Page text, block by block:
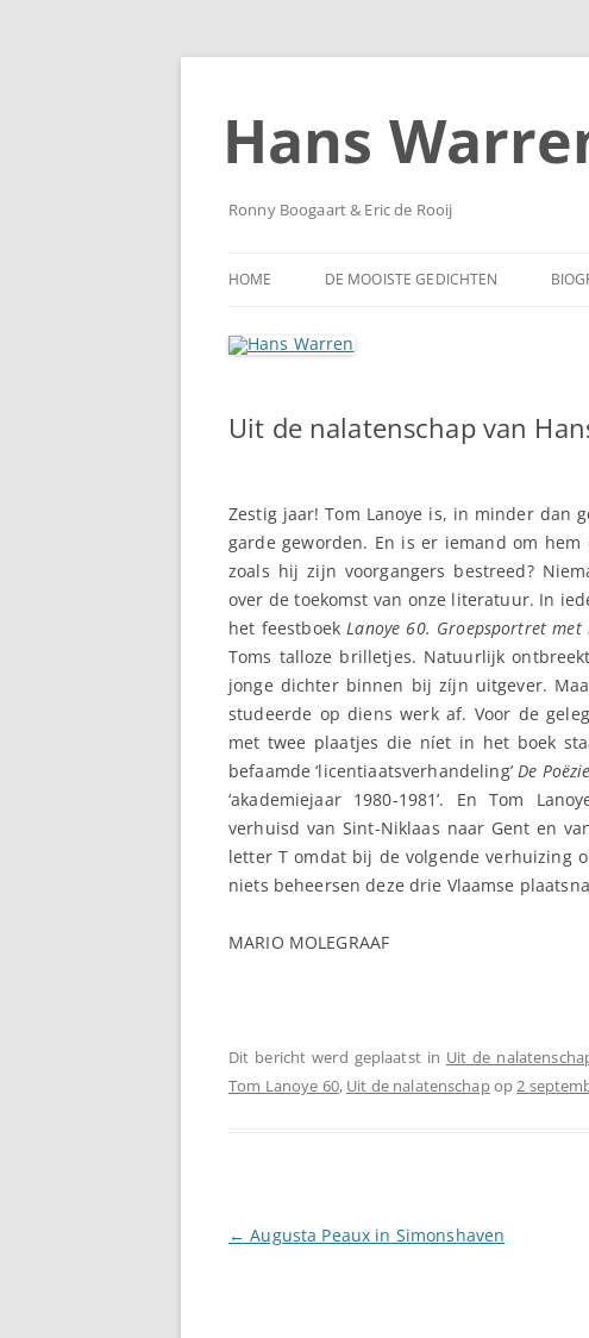
Ga
Hans
Ronny Boogaart & Eric de Rooij
HOME DE MOOISTE GEDICHTEN
Uit de nalatenschap van
Zestig jaar! Tom Lanoye is, in minder dan
garde geworden. En is er iemand om
zoals hij zijn voorgangers bestreed?
over de toekomst van onze literatuur. In
het feestboekLanoye 60. Groepsportret
Toms talloze brilletjes. Natuurlijk
jonge dichter binnen bij zíjn uitgever.
studeerde op diens werk af. Voor de
met twee plaatjes die níet in het boek
befaamde ‘licentiaatsverhandeling’De
‘akademiejaar 1980-1981’. En Tom
verhuisd van Sint-Niklaas naar Gent en
letter T omdat bij de volgende verhuizing
niets beheersen deze drie Vlaamse
MARIO MOLEGRAAF
Dit bericht werd geplaatst in Uit de
Tom Lanoye 60, Uit de nalatenschapop2
Berichtnavigatie
← Augusta Peaux in Simonshaven